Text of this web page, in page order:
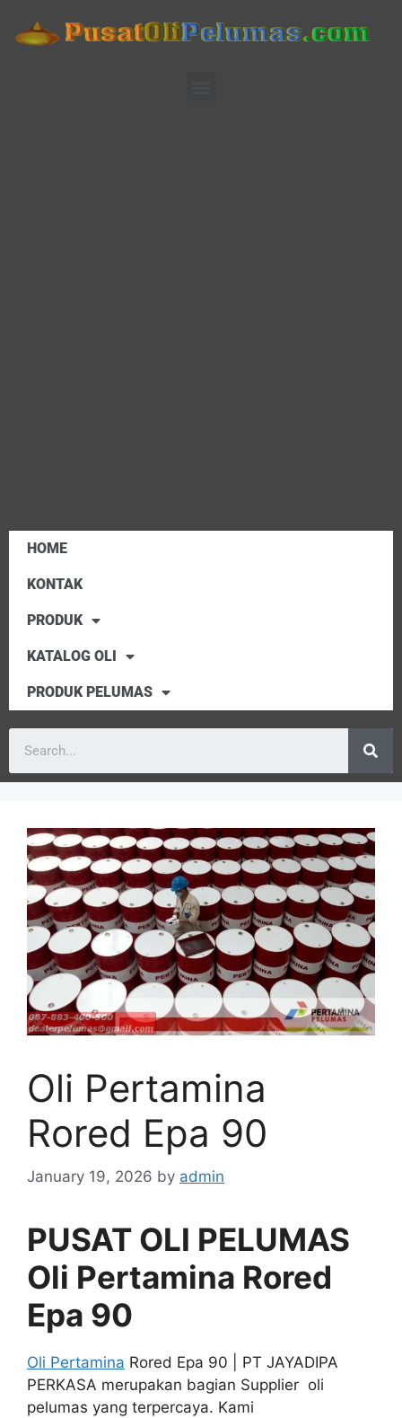
HOME
KONTAK
PRODUK
KATALOG OLI
PRODUK PELUMAS
Oli Pertamina
Rored Epa 90
January 19, 2026 by admin
PUSAT OLI PELUMAS
Oli Pertamina Rored
Epa 90
Oli Pertamina Rored Epa 90 | PT JAYADIPA
PERKASA merupakan bagian Supplier oli
pelumas yang terpercaya. Kami